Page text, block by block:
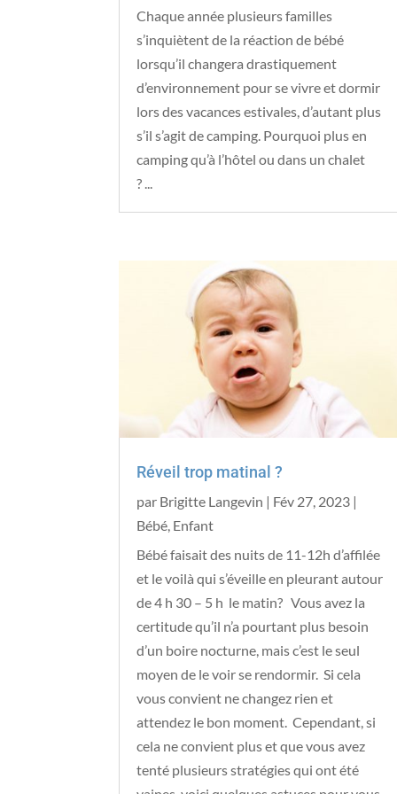
Chaque année plusieurs familles
s’inquiètent de la réaction de bébé
lorsqu’il changera drastiquement
d’environnement pour se vivre et dormir
lors des vacances estivales, d’autant plus
s’il s’agit de camping. Pourquoi plus en
camping qu’à l’hôtel ou dans un chalet
? ...
Réveil trop matinal ?
par Brigitte Langevin | Fév 27, 2023 |
Bébé Enfant
Bébé faisait des nuits de 11-12h d’affilée
et le voilà qui s’éveille en pleurant autour
de 4 h 30 – 5 h le matin? Vous avez la
certitude qu’il n’a pourtant plus besoin
d’un boire nocturne, mais c’est le seul
moyen de le voir se rendormir. Si cela
vous convient ne changez rien et
attendez le bon moment. Cependant, si
cela ne convient plus et que vous avez
tenté plusieurs stratégies qui ont été